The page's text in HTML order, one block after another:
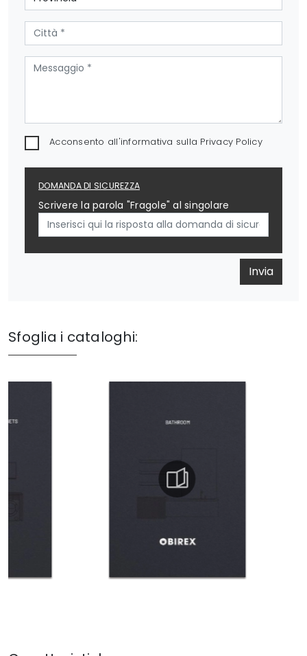
Acconsento all'informativa sulla Privacy Policy
DOMANDA DI SICUREZZA
Scrivere la parola "Fragole" al singolare
Invia
Sfoglia i cataloghi: